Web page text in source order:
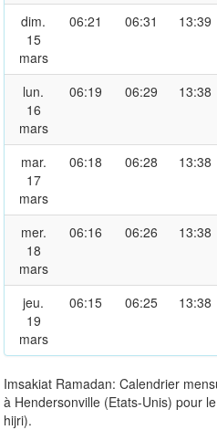
dim.
15
mars
06:21 06:31 13:39
lun.
16
mars
06:19 06:29 13:38
mar.
17
mars
06:18 06:28 13:38
mer.
18
mars
06:16 06:26 13:38
jeu.
19
mars
06:15 06:25 13:38
Imsakiat Ramadan: Calendrier
à Hendersonville (Etats-Unis) pour
hijri).